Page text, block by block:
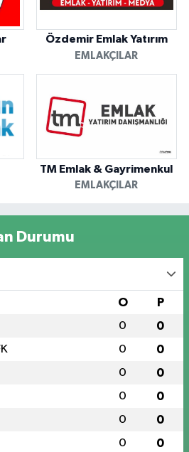
Özdemir Emlak Yatırım
EMLAKÇILAR
TM Emlak & Gayrimenkul
EMLAKÇILAR
Durumu
O P
0 0
0 0
0 0
0 0
0 0
0 0